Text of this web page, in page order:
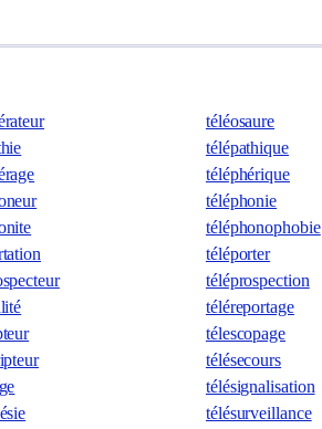
téléosaure
télépathique
téléphérique
téléphonie
téléphonophobie
téléporter
téléprospection
téléreportage
télescopage
télésecours
télésignalisation
télésurveillance